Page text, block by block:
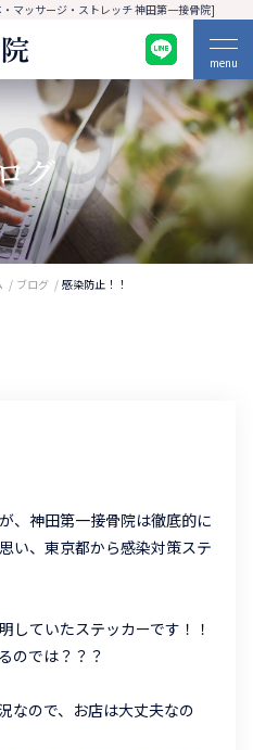
マッサージ・ストレッチ 神田第一接骨院]
menu
グ
ブログ 感染防止！！
、神田第一接骨院は徹底的に
い、東京都から感染対策ステ
していたステッカーです！！
のでは？？？
なので、お店は大丈夫なの